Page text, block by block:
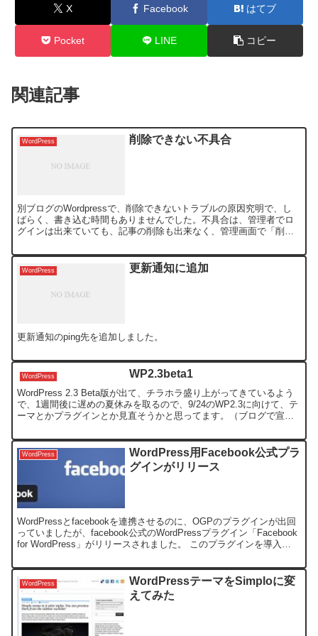
X Facebook はてブ
Pocket LINE コピー
関連記事
WordPress 削除できない不具合
別ブログのWordpressで、削除できないトラブルの原因究明で、し
ばらく、書き込む時間もありませんでした。不具合は、管理者でロ
グインは出来ていても、記事の削除も出来なく、管理画面で「削
WordPress 更新通知に追加
更新通知のping先を追加しました。
WordPress WP2.3beta1
WordPress 2.3 Beta版が出て、チラホラ盛り上がってきているよう
で、1週間後に遅めの夏休みを取るので、9/24のWP2.3に向けて、テ
ーマとかプラグインとか見直そうかと思ってます。（ブログで宣言
WordPress
WordPress用Facebook公式プラ
グインがリリース
WordPressとfacebookを連携させるのに、OGPのプラグインが出回
っていましたが、facebook公式のWordPressプラグイン「Facebook
for WordPress」がリリースされました。 このプラグインを導入
WordPress
WordPressテーマをSimploに変
えてみた